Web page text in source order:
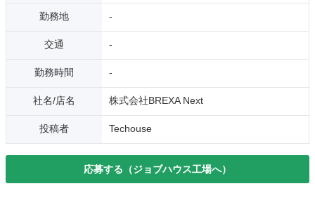
勤務地 -
交通 -
勤務時間 -
社名/店名 株式会社BREXA Next
投稿者 Techouse
応募する（ジョブハウス工場へ）